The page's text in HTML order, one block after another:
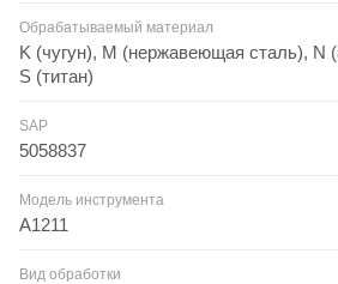
Обрабатываемый материал
K (чугун), M (нержавеющая сталь), N
S (титан)
SAP
5058837
Модель инструмента
A1211
Вид обработки